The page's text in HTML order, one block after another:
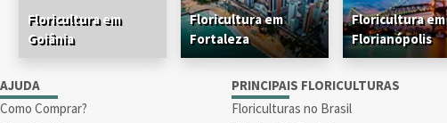
Floricultura em
Goiânia
Floricultura em
Fortaleza
Floricultura em
Florianópolis
AJUDA
Como Comprar?
PRINCIPAIS FLORICULTURAS
Floriculturas no Brasil